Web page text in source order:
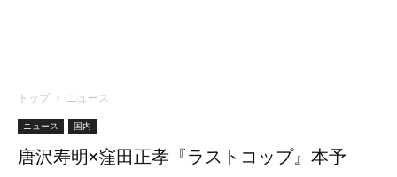
トップ ニュース
ニュース 国内
唐沢寿明×窪田正孝『ラストコップ』本予